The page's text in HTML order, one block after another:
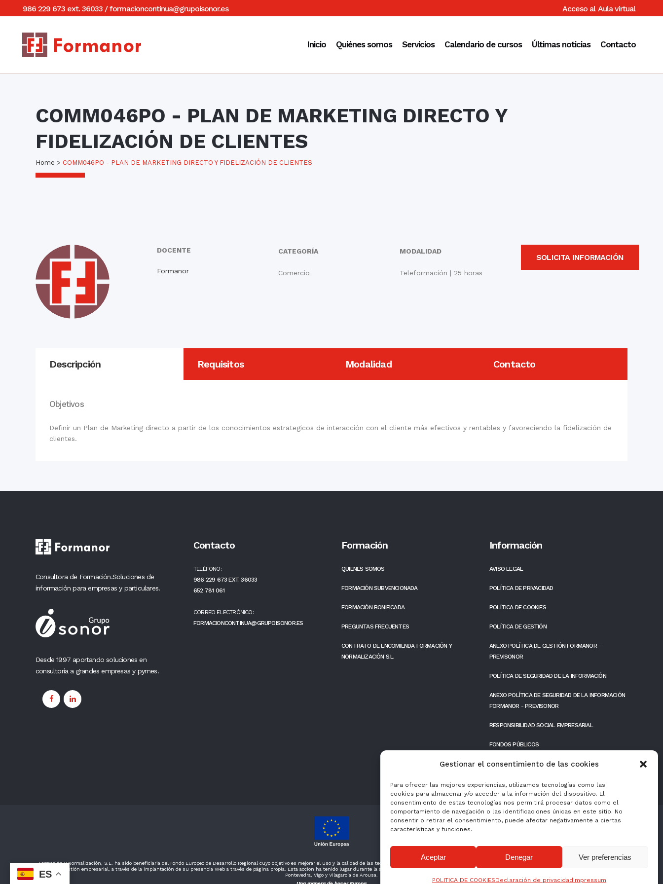
Gestionar el consentimiento de las cookies
Para ofrecer las mejores experiencias, utilizamos tecnologías como las
cookies para almacenar y/o acceder a la información del dispositivo. El
consentimiento de estas tecnologías nos permitirá procesar datos como el
comportamiento de navegación o las identificaciones únicas en este sitio. No
consentir o retirar el consentimiento, puede afectar negativamente a ciertas
características y funciones.
Aceptar Denegar Ver preferencias
POLITICA DE COOKIESDeclaración de privacidadImpressum
986 229 673 ext. 36033 /formacioncontinua@grupoisonor.es Acceso al Aula virtual
Inicio Quiénes somos Servicios Calendario de cursos Últimas noticias Contacto
COMM046PO - PLAN DE MARKETING DIRECTO Y
FIDELIZACIÓN DE CLIENTES
Home > COMM046PO - PLAN DE MARKETING DIRECTO Y FIDELIZACIÓN DE CLIENTES
DOCENTE
Formanor
CATEGORÍA
Comercio
MODALIDAD
Teleformación | 25 horas
SOLICITA INFORMACIÓN
Descripción Requisitos Modalidad Contacto
Objetivos
Definir un Plan de Marketing directo a partir de los conocimientos estrategicos de interacción con el cliente más efectivos y rentables y favoreciendo la fidelización de
clientes.
Consultora de Formación.Soluciones de
información para empresas y particulares.
Desde 1997 aportando soluciones en
consultoría a grandes empresas y pymes.
Contacto
TELÉFONO:
986 229 673 EXT. 36033
652 781 061
CORREO ELECTRÓNICO:
FORMACIONCONTINUA@GRUPOISONOR.ES
Formación
QUIENES SOMOS
FORMACIÓN SUBVENCIONADA
FORMACIÓN BONIFICADA
PREGUNTAS FRECUENTES
CONTRATO DE ENCOMIENDA FORMACIÓN Y
NORMALIZACIÓN S.L.
Información
AVISO LEGAL
POLÍTICA DE PRIVACIDAD
POLÍTICA DE COOKIES
POLÍTICA DE GESTIÓN
ANEXO POLÍTICA DE GESTIÓN FORMANOR -
PREVISONOR
POLÍTICA DE SEGURIDAD DE LA INFORMACIÓN
ANEXO POLÍTICA DE SEGURIDAD DE LA INFORMACIÓN
FORMANOR - PREVISONOR
RESPONSIBILIDAD SOCIAL EMPRESARIAL
FONDOS PÚBLICOS
Formación y Normalización, S.L. ha sido beneficiaria del Fondo Europeo de Desarrollo Regional cuyo objetivo es mejorar el uso y la calidad de las tecnologías de la información y de las comunicaciones y el acceso a las mismas, y gracias al que ha podido
mejorar su gestión empresarial, a través de la implantación de su presencia Web a través de página propia. Esta accion ha tenido lugar durante la actualidad 2020. Para ello, ha contado con el apoyo del Programa TICCánarias de la Cámara de Comercio de
Pontevedra, Vigo y Vilagarcía de Arousa.
ES